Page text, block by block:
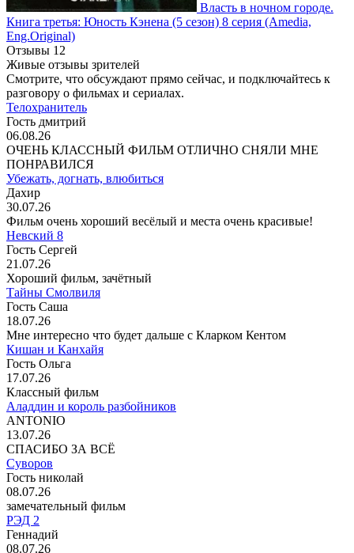
Власть в ночном городе.
Книга третья: Юность Кэнена (5 сезон) 8 серия (Amedia,
Eng.Original)
Отзывы 12
Живые отзывы зрителей
Смотрите, что обсуждают прямо сейчас, и подключайтесь к
разговору о фильмах и сериалах.
Телохранитель
Гость дмитрий
06.08.26
ОЧЕНЬ КЛАССНЫЙ ФИЛЬМ ОТЛИЧНО СНЯЛИ МНЕ
ПОНРАВИЛСЯ
Убежать, догнать, влюбиться
Дахир
30.07.26
Фильм очень хороший весёлый и места очень красивые!
Невский 8
Гость Сергей
21.07.26
Хороший фильм, зачётный
Тайны Смолвиля
Гость Саша
18.07.26
Мне интересно что будет дальше с Кларком Кентом
Кишан и Канхайя
Гость Ольга
17.07.26
Классный фильм
Аладдин и король разбойников
ANTONIO
13.07.26
СПАСИБО ЗА ВСЁ
Суворов
Гость николай
08.07.26
замечательный фильм
РЭД 2
Геннадий
08.07.26